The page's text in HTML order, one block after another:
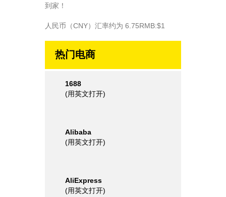
到家！
人民币（CNY）汇率约为 6.75RMB:$1
热门电商
1688
(用英文打开)
Alibaba
(用英文打开)
AliExpress
(用英文打开)